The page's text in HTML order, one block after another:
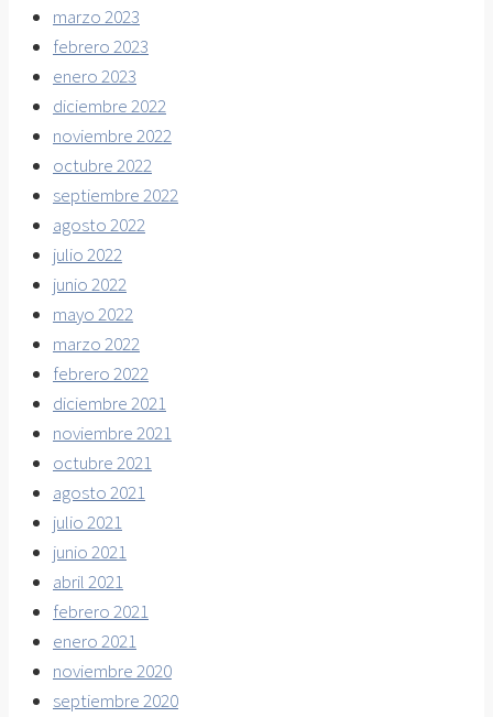
marzo 2023
febrero 2023
enero 2023
diciembre 2022
noviembre 2022
octubre 2022
septiembre 2022
agosto 2022
julio 2022
junio 2022
mayo 2022
marzo 2022
febrero 2022
diciembre 2021
noviembre 2021
octubre 2021
agosto 2021
julio 2021
junio 2021
abril 2021
febrero 2021
enero 2021
noviembre 2020
septiembre 2020